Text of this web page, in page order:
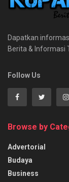
Dapatkan
Berita & Informasi
Follow Us
Browse by
Advertorial
Budaya
Business